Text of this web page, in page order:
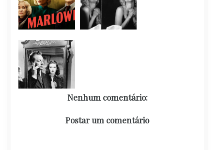
Nenhum comentário:
Postar um comentário